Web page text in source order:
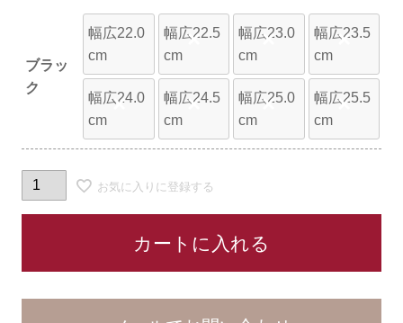
ブラッ
ク
幅広22.0
cm
幅広22.5
cm
×
幅広23.0
cm
×
幅広23.5
cm
×
幅広24.0
cm
×
幅広24.5
cm
×
幅広25.0
cm
×
幅広25.5
cm
×
お気に入りに登録する
カートに入れる